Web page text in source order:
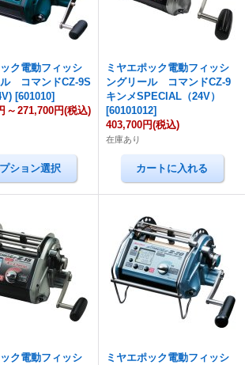
ク電動フィッシ
コマンドCZ-9S
[601010]
～ 271,700円(税込)
ミヤエポック電動フィッシ
ングリール コマンドCZ-9
キンメSPECIAL（24V）
[60101012]
403,700円(税込)
在庫あり
ク電動フィッシ
ミヤエポック電動フィッシ